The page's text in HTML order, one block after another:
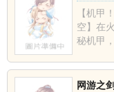
【机甲
空】在
秘机甲
网游之